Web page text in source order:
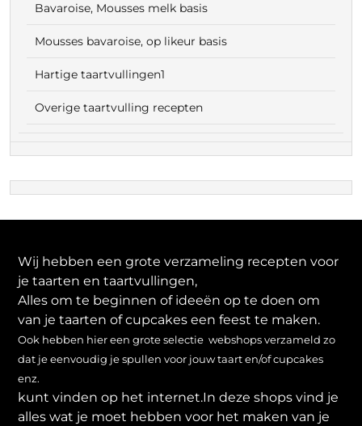
Bavaroise, Mousses melk basis
Mousses bavaroise, op likeur basis
Hartige taartvullingen1
Overige taartvulling recepten
Wij hebben een grote verzameling recepten voor
je taarten en taartvullingen,
Alles om te beginnen of ideeën op te doen om
van je taarten of cupcakes een feest te maken.
Ook hebben hier een grote selectie webshops verzameld zo
dat je eenvoudig je spullen voor jouw taart en/of cupcakes
enz.
kunt vinden op het internet.In deze shops vind je
alles wat je moet hebben voor het maken van je